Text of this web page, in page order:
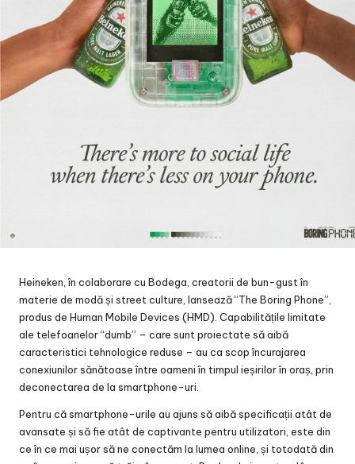
Heineken, în colaborare cu Bodega, creatorii de bun-gust în
materie de modă și street culture, lansează “The Boring Phone”,
produs de Human Mobile Devices (HMD). Capabilitățile limitate
ale telefoanelor “dumb” – care sunt proiectate să aibă
caracteristici tehnologice reduse – au ca scop încurajarea
conexiunilor sănătoase între oameni în timpul ieșirilor în oraș, prin
deconectarea de la smartphone-uri.
Pentru că smartphone-urile au ajuns să aibă specificații atât de
avansate și să fie atât de captivante pentru utilizatori, este din
ce în ce mai ușor să ne conectăm la lumea online, și totodată din